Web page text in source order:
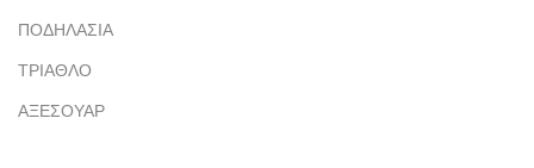
ΠΟΔΗΛΑΣΙΑ
ΤΡΙΑΘΛΟ
ΑΞΕΣΟΥΑΡ